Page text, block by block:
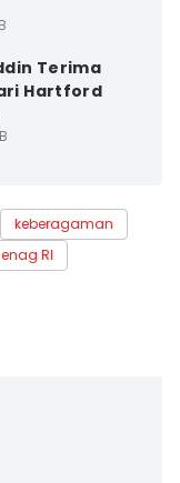
Terima
Hartford
keberagaman
RI